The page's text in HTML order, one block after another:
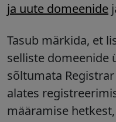
ja uute domeenide
Tasub märkida, et
selliste domeenide
sõltumata
alates
määramise